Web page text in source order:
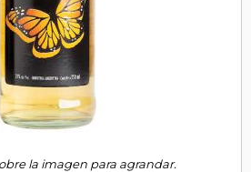
la imagen para agrandar.